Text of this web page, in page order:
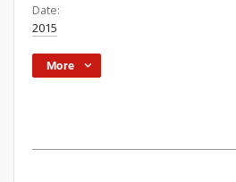
Date:
2015
More